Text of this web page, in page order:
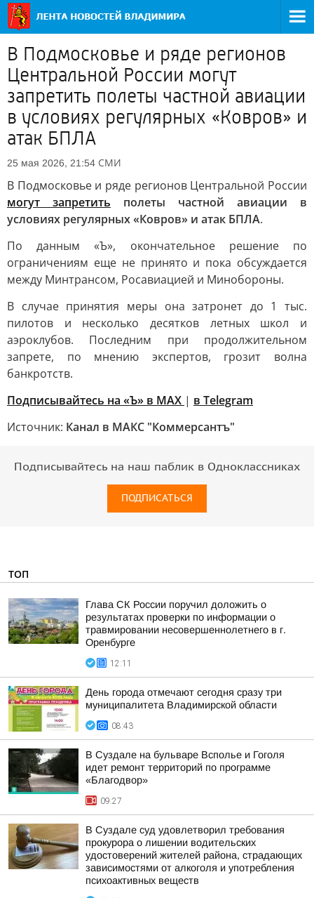
В Подмосковье и ряде регионов
Центральной России могут
запретить полеты частной авиации
в условиях регулярных «Ковров» и
атак БПЛА
25 мая 2026, 21:54 СМИ
В Подмосковье и ряде регионов Центральной России
могут запретить полеты частной авиации в
условиях регулярных «Ковров» и атак БПЛА.
По данным «Ъ», окончательное решение по
ограничениям еще не принято и пока обсуждается
между Минтрансом, Росавиацией и Минобороны.
В случае принятия меры она затронет до 1 тыс.
пилотов и несколько десятков летных школ и
аэроклубов. Последним при продолжительном
запрете, по мнению экспертов, грозит волна
банкротств.
Подписывайтесь на «Ъ» в MAX | в Telegram
Источник: Канал в МАКС "Коммерсантъ"
Подписывайтесь на наш паблик в Одноклассниках
ПОДПИСАТЬСЯ
ТОП
Глава СК России поручил доложить о
результатах проверки по информации о
травмировании несовершеннолетнего в г.
Оренбурге
12:11
День города отмечают сегодня сразу три
муниципалитета Владимирской области
08:43
В Суздале на бульваре Всполье и Гоголя
идет ремонт территорий по программе
«Благодвор»
09:27
В Суздале суд удовлетворил требования
прокурора о лишении водительских
удостоверений жителей района, страдающих
зависимостями от алкоголя и употребления
психоактивных веществ